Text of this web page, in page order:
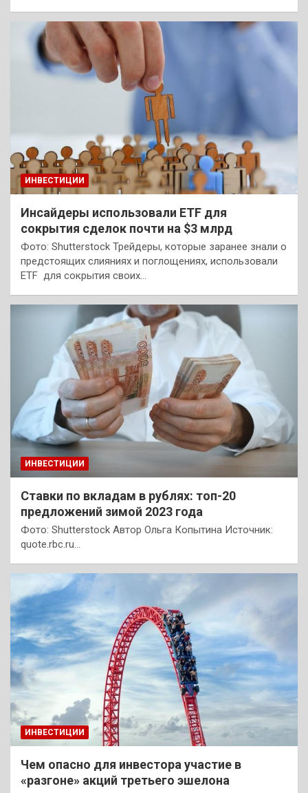
ИНВЕСТИЦИИ
Инсайдеры использовали ETF для
сокрытия сделок почти на $3 млрд
Фото: Shutterstock Трейдеры, которые заранее знали о
предстоящих слияниях и поглощениях, использовали
ETF для сокрытия своих…
ИНВЕСТИЦИИ
Ставки по вкладам в рублях: топ-20
предложений зимой 2023 года
Фото: Shutterstock Автор Ольга Копытина Источник:
quote.rbc.ru…
ИНВЕСТИЦИИ
Чем опасно для инвестора участие в
«разгоне» акций третьего эшелона